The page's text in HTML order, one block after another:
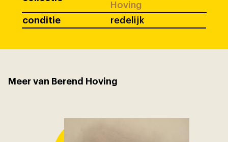
Hoving
conditie
redelijk
Meer van Berend Hoving